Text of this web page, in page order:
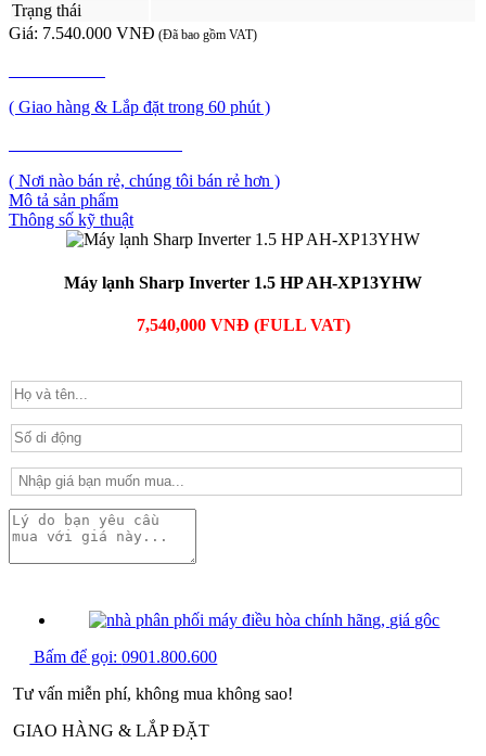
Trạng thái
Giá: 7.540.000 VNĐ (Đã bao gồm VAT)
( Giao hàng & Lắp đặt trong 60 phút )
( Nơi nào bán rẻ, chúng tôi bán rẻ hơn )
Mô tả sản phẩm
Thông số kỹ thuật
Máy lạnh Sharp Inverter 1.5 HP AH-XP13YHW
7,540,000 VNĐ (FULL VAT)
Bấm để gọi:0901.800.600
Tư vấn miễn phí, không mua không sao!
GIAO HÀNG & LẮP ĐẶT